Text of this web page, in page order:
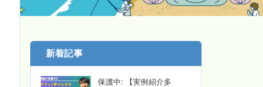
新着記事
保護中: 【実例紹介多